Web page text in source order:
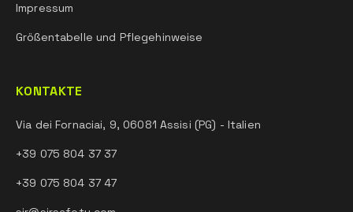
Impressum
Größentabelle und Pflegehinweise
KONTAKTE
Via dei Fornaciai, 9, 06081 Assisi (PG) - Italien
+39 075 804 37 37
+39 075 804 37 47